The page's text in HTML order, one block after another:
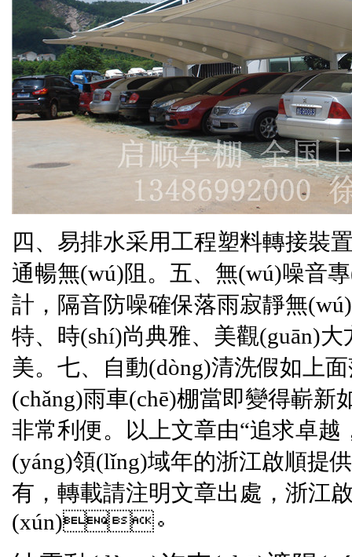
四、易排水采用工程塑料轉接裝
通暢無(wú)阻。五、無(wú)噪
計，隔音防噪確保落雨寂靜無
特、時(shí)尚典雅、美觀(guān)
美。七、自動(dòng)清洗假如上
(chǎng)雨車(chē)棚當即變得嶄新如
非常利便。以上文章由“追求卓
(yáng)領(lǐng)域年的浙江啟順提
有，轉載請注明文章出處， 浙江
(xún)。